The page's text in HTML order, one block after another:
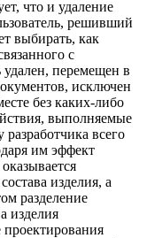
что и удаление
решивший
выбирать, как
с
перемещен в
исключен
без каких-либо
выполняемые
всего
им эффект
изделия, а
разделение
изделия